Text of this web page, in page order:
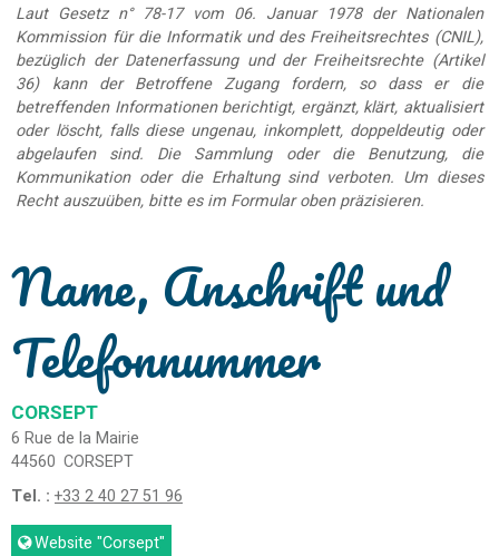
Laut Gesetz n° 78-17 vom 06. Januar 1978 der Nationalen
Kommission für die Informatik und des Freiheitsrechtes (CNIL),
bezüglich der Datenerfassung und der Freiheitsrechte (Artikel
36) kann der Betroffene Zugang fordern, so dass er die
betreffenden Informationen berichtigt, ergänzt, klärt, aktualisiert
oder löscht, falls diese ungenau, inkomplett, doppeldeutig oder
abgelaufen sind. Die Sammlung oder die Benutzung, die
Kommunikation oder die Erhaltung sind verboten. Um dieses
Recht auszuüben, bitte es im Formular oben präzisieren.
Name, Anschrift und
Telefonnummer
CORSEPT
6 Rue de la Mairie
44560 CORSEPT
Tel. : +33 2 40 27 51 96
Website "Corsept"